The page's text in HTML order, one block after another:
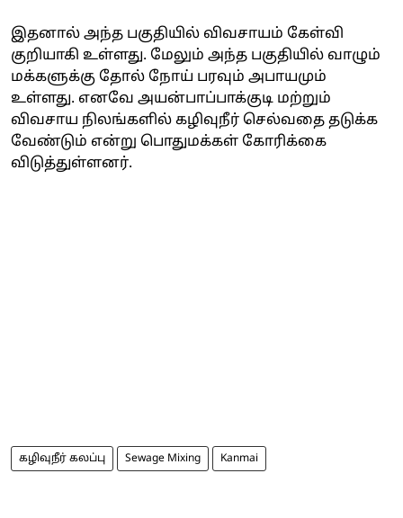
இதனால் அந்த பகுதியில் விவசாயம் கேள்வி
குறியாகி உள்ளது. மேலும் அந்த பகுதியில் வாழும்
மக்களுக்கு தோல் நோய் பரவும் அபாயமும்
உள்ளது. எனவே அயன்பாப்பாக்குடி மற்றும்
விவசாய நிலங்களில் கழிவுநீர் செல்வதை தடுக்க
வேண்டும் என்று பொதுமக்கள் கோரிக்கை
விடுத்துள்ளனர்.
கழிவுநீர் கலப்பு Sewage Mixing Kanmai